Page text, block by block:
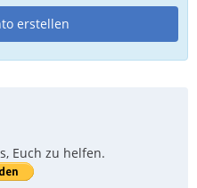
erstellen
Euch zu helfen.